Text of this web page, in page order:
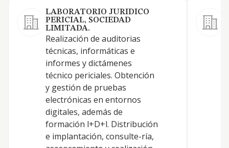
LABORATORIO JURIDICO
PERICIAL, SOCIEDAD
LIMITADA.
Realización de auditorias
técnicas, informáticas e
informes y dictámenes
técnico periciales. Obtención
y gestión de pruebas
electrónicas en entornos
digitales, además de
formación l+D+l. Distribución
e implantación, consulte-ría,